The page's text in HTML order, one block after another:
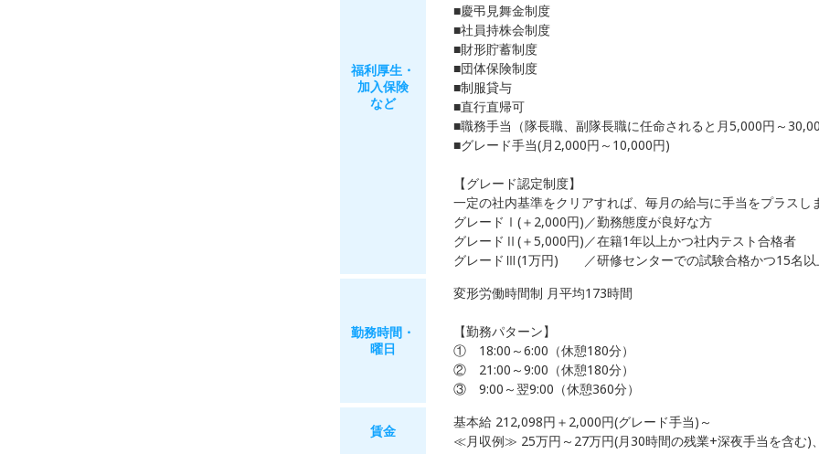
福利厚生・
加入保険
など
■慶弔見舞金制度
■社員持株会制度
■財形貯蓄制度
■団体保険制度
■制服貸与
■直行直帰可
■職務手当（隊長職、副隊長職に任命されると月5,000円～
■グレード手当(月2,000円～10,000円)
【グレード認定制度】
一定の社内基準をクリアすれば、毎月の給与に手当をプラスし
グレードⅠ(＋2,000円)／勤務態度が良好な方
グレードⅡ(＋5,000円)／在籍1年以上かつ社内テスト合格者
グレードⅢ(1万円) ／研修センターでの試験合格かつ15名以
勤務時間・
曜日
変形労働時間制 月平均173時間
【勤務パターン】
① 18:00～6:00（休憩180分）
② 21:00～9:00（休憩180分）
③ 9:00～翌9:00（休憩360分）
賃金
基本給 212,098円＋2,000円(グレード手当)～
≪月収例≫ 25万円～27万円(月30時間の残業+深夜手当を含む)